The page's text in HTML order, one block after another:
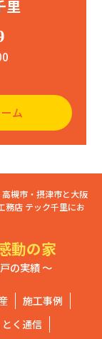
里
ム
槻市・摂津市と大阪
務店 テック千里にお
動の家
の実績 ～
施工事例
く通信